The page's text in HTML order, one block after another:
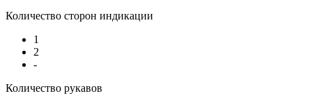
Количество сторон индикации
1
2
-
Количество рукавов